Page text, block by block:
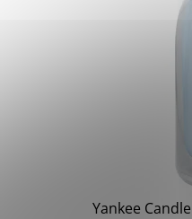
Yankee